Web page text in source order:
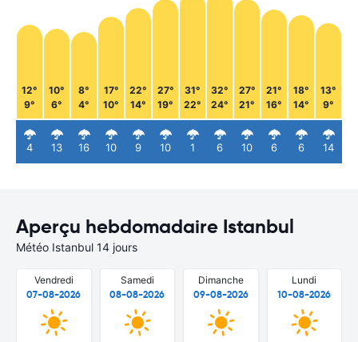
12°
9°
4
10°
6°
13
8°
4°
16
17°
10°
10
22°
14°
9
27°
19°
10
31°
22°
1
32°
24°
6
27°
21°
10
21°
16°
6
18°
14°
6
13°
9°
14
Aperçu hebdomadaire Istanbul
Météo Istanbul 14 jours
Vendredi
07-08-2026
Samedi
08-08-2026
Dimanche
09-08-2026
Lundi
10-08-2026